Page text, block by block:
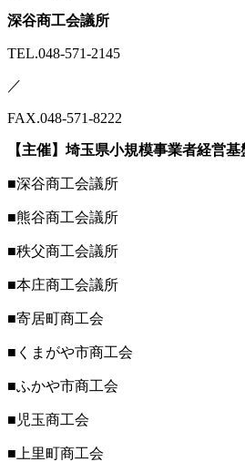
深谷商工会議所
TEL.048-571-2145
／
FAX.048-571-8222
【主催】埼玉県小規模事業者経営
■深谷商工会議所
■熊谷商工会議所
■秩父商工会議所
■本庄商工会議所
■寄居町商工会
■くまがや市商工会
■ふかや市商工会
■児玉商工会
■上里町商工会